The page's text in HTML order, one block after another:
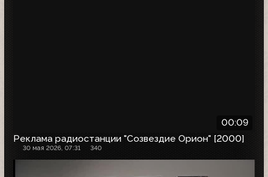
00:09
Реклама радиостанции "Созвездие Орион" [2000]
30 мая 2026, 07:31 340